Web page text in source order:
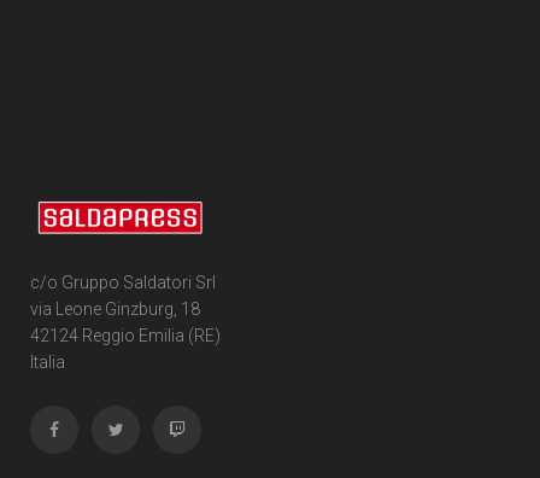
c/o Gruppo Saldatori Srl
via Leone Ginzburg, 18
42124 Reggio Emilia (RE)
Italia